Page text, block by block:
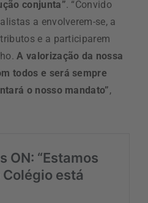
conjunta”. “Convido
a envolverem-se, a
e a participarem
A valorização da nossa
todos e será sempre
o nosso mandato”,